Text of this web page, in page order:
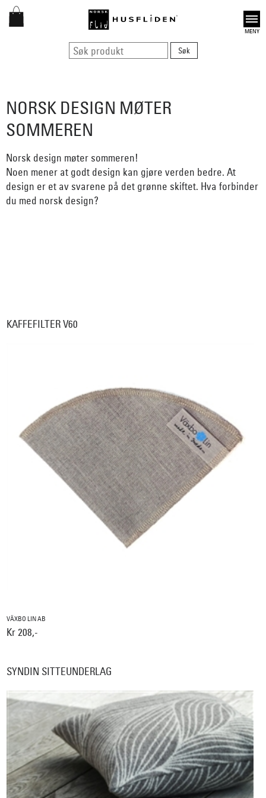
Open
NORSK DESIGN MØTER
SOMMEREN
Norsk design møter sommeren!
Noen mener at godt design kan gjøre verden bedre. At
design er et av svarene på det grønne skiftet. Hva forbinder
du med norsk design?
KAFFEFILTER V60
VÄXBO LIN AB
Kr 208,-
SYNDIN SITTEUNDERLAG